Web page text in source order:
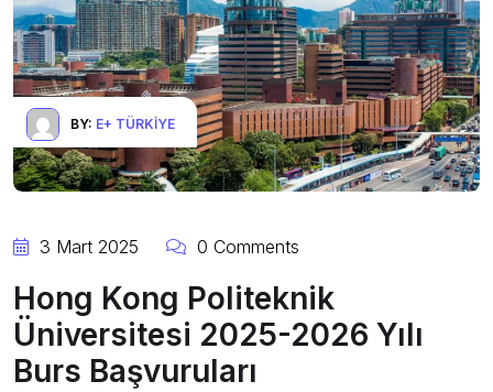
BY: E+ TÜRKIYE
3 Mart 2025 0 Comments
Hong Kong Politeknik
Üniversitesi 2025-2026 Yılı
Burs Başvuruları